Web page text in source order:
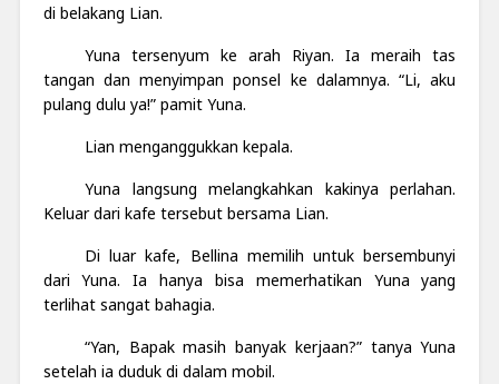
di belakang Lian.
Yuna tersenyum ke arah Riyan. Ia meraih tas
tangan dan menyimpan ponsel ke dalamnya. “Li, aku
pulang dulu ya!” pamit Yuna.
Lian menganggukkan kepala.
Yuna langsung melangkahkan kakinya perlahan.
Keluar dari kafe tersebut bersama Lian.
Di luar kafe, Bellina memilih untuk bersembunyi
dari Yuna. Ia hanya bisa memerhatikan Yuna yang
terlihat sangat bahagia.
“Yan, Bapak masih banyak kerjaan?” tanya Yuna
setelah ia duduk di dalam mobil.